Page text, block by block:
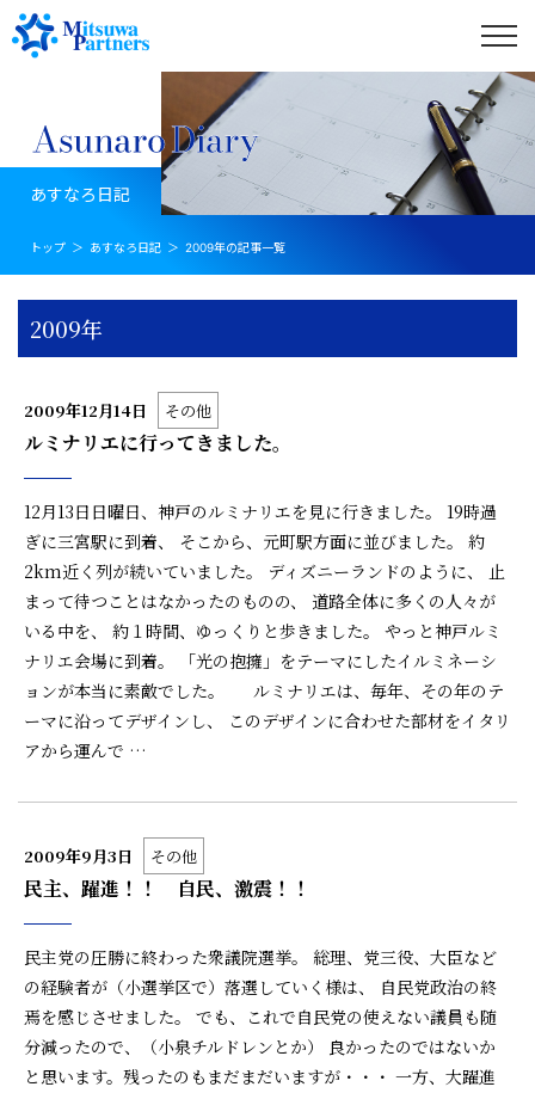
あすなろ日記
トップ あすなろ日記 2009年の記事一覧
2009年
2009年12月14日 その他
ルミナリエに行ってきました。
12月13日日曜日、神戸のルミナリエを見に行きました。 19時過
ぎに三宮駅に到着、 そこから、元町駅方面に並びました。 約
2km近く列が続いていました。 ディズニーランドのように、 止
まって待つことはなかったのものの、 道路全体に多くの人々が
いる中を、 約１時間、ゆっくりと歩きました。 やっと神戸ルミ
ナリエ会場に到着。 「光の抱擁」をテーマにしたイルミネーシ
ョンが本当に素敵でした。 ルミナリエは、毎年、その年のテ
ーマに沿ってデザインし、 このデザインに合わせた部材をイタリ
アから運んで …
2009年9月3日 その他
民主、躍進！！ 自民、激震！！
民主党の圧勝に終わった衆議院選挙。 総理、党三役、大臣など
の経験者が（小選挙区で）落選していく様は、 自民党政治の終
焉を感じさせました。 でも、これで自民党の使えない議員も随
分減ったので、（小泉チルドレンとか） 良かったのではないか
と思います。残ったのもまだまだいますが・・・ 一方、大躍進